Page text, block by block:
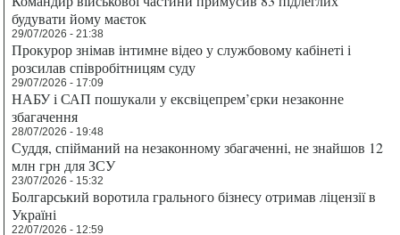
будувати йому маєток
29/07/2026 - 21:38
Прокурор знімав інтимне відео у службовому кабінеті і
розсилав співробітницям суду
29/07/2026 - 17:09
НАБУ і САП пошукали у ексвіцепрем’єрки незаконне
збагачення
28/07/2026 - 19:48
Суддя, спійманий на незаконному збагаченні, не знайшов 12
млн грн для ЗСУ
23/07/2026 - 15:32
Болгарський воротила грального бізнесу отримав ліцензії в
Україні
22/07/2026 - 12:59